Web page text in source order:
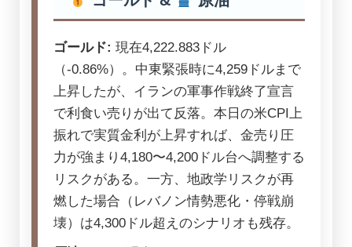
ゴールド: 現在4,222.883ドル
（-0.86%）。中東緊張時に4,259ドルまで
上昇したが、イランの軍事作戦終了宣言
で利食い売りが出て反落。本日の米CPI上
振れで実質金利が上昇すれば、金売り圧
力が強まり4,180〜4,200ドル台へ調整する
リスクがある。一方、地政学リスクが再
燃した場合（レバノン情勢悪化・停戦崩
壊）は4,300ドル超えのシナリオも残存。